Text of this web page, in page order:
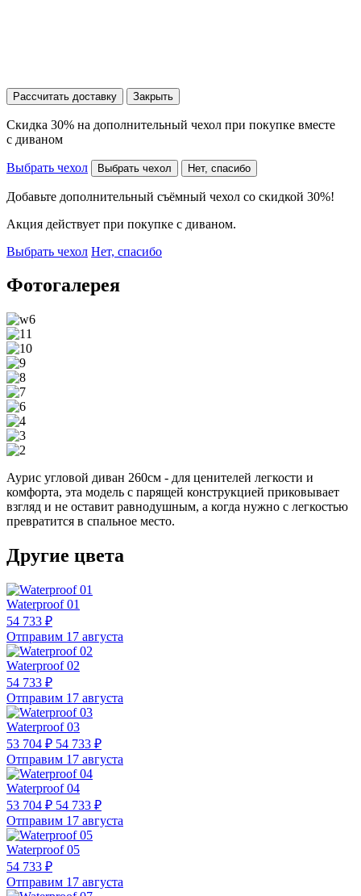
Рассчитать доставку Закрыть
Скидка 30% на дополнительный чехол при покупке вместе
с диваном
Выбрать чехол Выбрать чехол Нет, спасибо
Добавьте дополнительный съёмный чехол со скидкой 30%!
Акция действует при покупке с диваном.
Выбрать чехол Нет, спасибо
Фотогалерея
Аурис угловой диван 260см - для ценителей легкости и
комфорта, эта модель с парящей конструкцией приковывает
взгляд и не оставит равнодушным, а когда нужно с легкостью
превратится в спальное место.
Другие цвета
Waterproof 01
54 733 ₽
Отправим 17 августа
Waterproof 02
54 733 ₽
Отправим 17 августа
Waterproof 03
53 704 ₽ 54 733 ₽
Отправим 17 августа
Waterproof 04
53 704 ₽ 54 733 ₽
Отправим 17 августа
Waterproof 05
54 733 ₽
Отправим 17 августа